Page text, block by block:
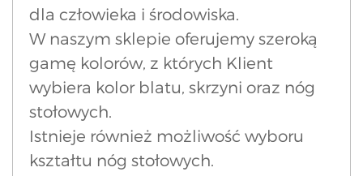
dla człowieka i środowiska.
W naszym sklepie oferujemy szeroką
gamę kolorów, z których Klient
wybiera kolor blatu, skrzyni oraz nóg
stołowych.
Istnieje również możliwość wyboru
kształtu nóg stołowych.